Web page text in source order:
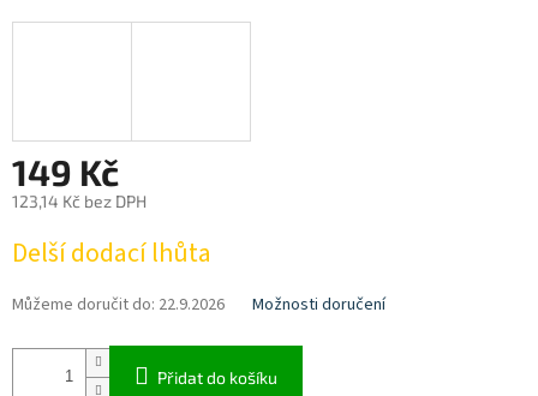
149 Kč
123,14 Kč bez DPH
cena:
Delší dodací lhůta
Můžeme doručit do: 22.9.2026 Možnosti doručení
Přidat do košíku